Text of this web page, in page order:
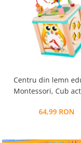
Centru din lemn
Montessori, Cub
64,99 RON